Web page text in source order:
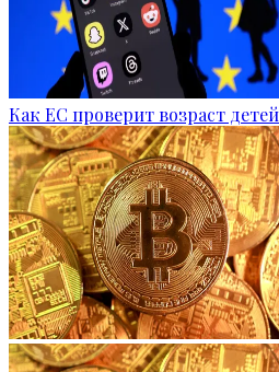
Как ЕС проверит возраст